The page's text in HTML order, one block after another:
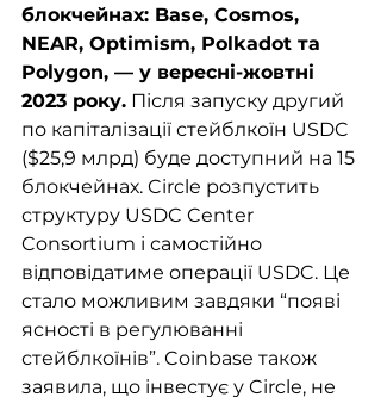
блокчейнах: Base, Cosmos,
NEAR, Optimism, Polkadot та
Polygon, — у вересні-жовтні
2023 року. Після запуску другий
по капіталізації стейблкоїн USDC
($25,9 млрд) буде доступний на 15
блокчейнах. Circle розпустить
структуру USDC Center
Consortium і самостійно
відповідатиме операції USDC. Це
стало можливим завдяки “появі
ясності в регулюванні
стейблкоїнів”. Coinbase також
заявила, що інвестує у Circle, не